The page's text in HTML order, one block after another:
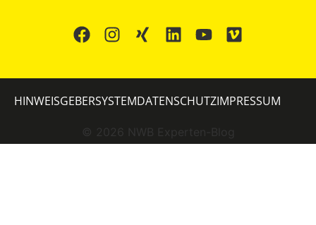
© 2026 NWB Experten-Blog
HINWEISGEBERSYSTEMDATENSCHUTZIMPRESSUM